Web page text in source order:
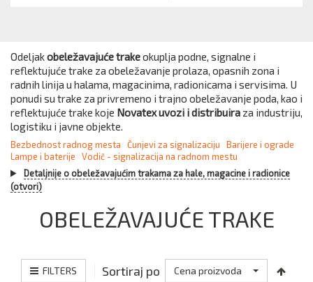
Odeljakobeležavajuće trakeokuplja podne, signalne i
reflektujuće trake za obeležavanje prolaza, opasnih zona i
radnih linija u halama, magacinima, radionicama i servisima. U
ponudi su trake za privremeno i trajno obeležavanje poda, kao i
reflektujuće trake koje Novatex uvozi i distribuira za industriju,
logistiku i javne objekte.
Bezbednost radnog mesta Čunjevi za signalizaciju
Barijere i ograde
Lampe i baterije
Vodič - signalizacija na radnom mestu
Detaljnije o obeležavajućim trakama za hale, magacine i radionice
(otvori)
OBELEŽAVAJUĆE TRAKE
FILTERS Sortiraj po Cena proizvoda